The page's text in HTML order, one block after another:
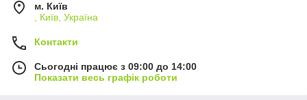
м. Київ
, Київ, Україна
Контакти
Сьогодні працює з 09:00 до 14:00
Показати весь графік роботи